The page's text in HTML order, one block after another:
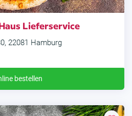
Lieferservice
22081 Hamburg
bestellen